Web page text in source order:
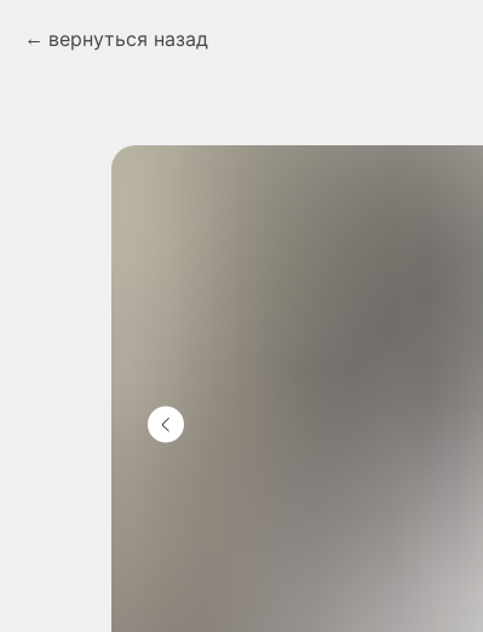
вернуться назад